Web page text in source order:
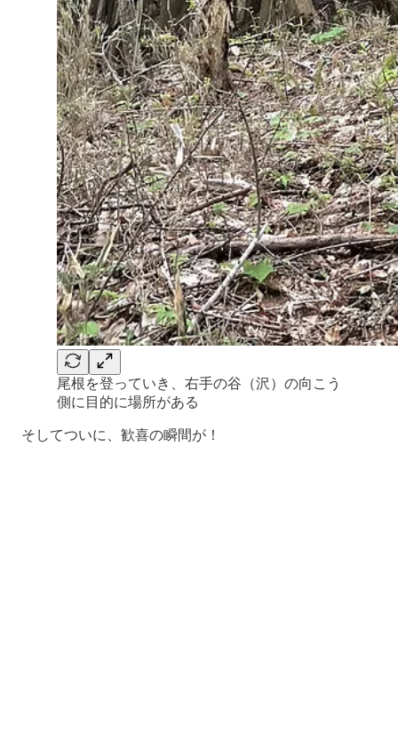
尾根を登っていき、右手の谷（沢）の向こう
側に目的に場所がある
そしてついに、歓喜の瞬間が！